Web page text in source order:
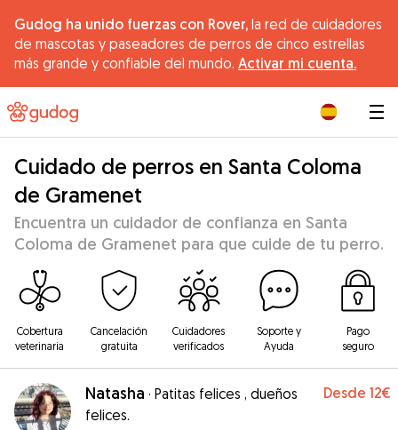
Gudog ha unido fuerzas con Rover, la red de cuidadores
de mascotas y paseadores de perros de cinco estrellas
más grande y confiable del mundo. Activar mi cuenta.
Cuidado de perros en Santa Coloma
de Gramenet
Encuentra un cuidador de confianza en Santa
Coloma de Gramenet para que cuide de tu perro.
Cobertura
veterinaria
Cancelación
gratuita
Cuidadores
verificados
Soporte y
Ayuda
Pago
seguro
Natasha · Patitas felices , dueños
felices.
Desde 12€